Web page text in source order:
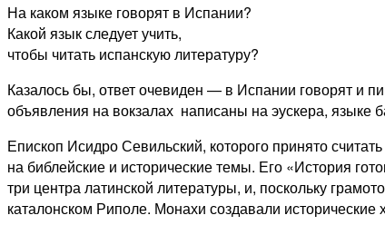
На каком языке говорят в Испании?
Какой язык следует учить,
чтобы читать испанскую литературу?
Казалось бы, ответ очевиден — в Испании говорят и
объявления на вокзалах написаны на эускера, языке
Епископ Исидро Севильский, которого принято
на библейские и исторические темы. Его «История
три центра латинской литературы, и, поскольку
каталонском Риполе. Монахи создавали исторические